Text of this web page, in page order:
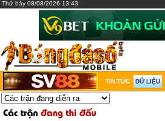
Thứ bảy 08/08/2026 13:43
TIN TỨC DỮ LIỆU